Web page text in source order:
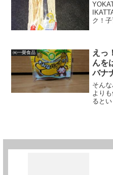
ク！
に、
㈱一榮食品
えっ
んを
バナ
そん
より
ると